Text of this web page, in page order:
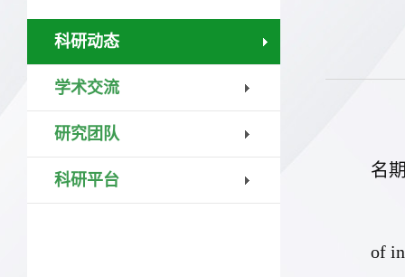
科研动态
学术交流
研究团队
科研平台 名
of